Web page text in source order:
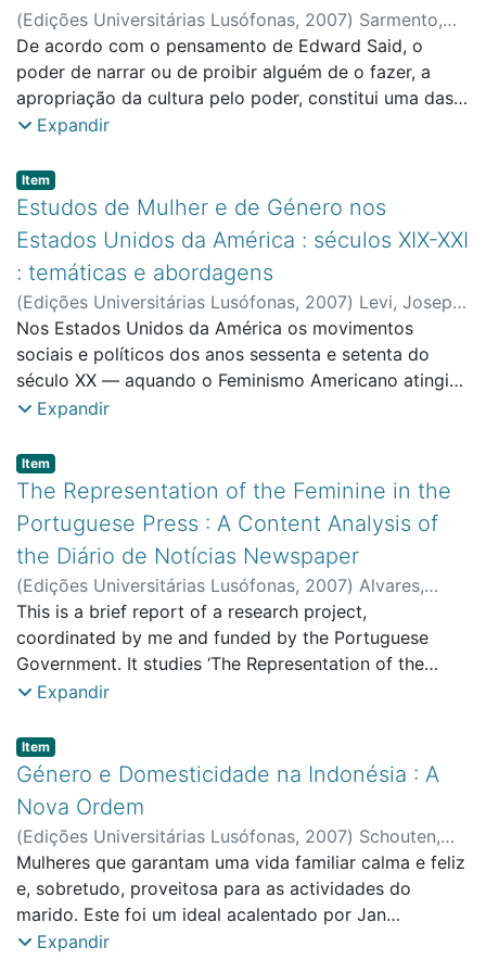
Mulher Moçambicana nesta fase de democratização.
Como fazê-lo? A OMM deu uma resposta de
participação activa na sociedade civil, como
movimento de massas, que acompanhei de perto. Por
isso, vos convido a conhecer essa experiência
intitulado: “Mulher & Democracia”.
necessarily caused by bad choices. The poor had
themselves to blame.
(Edições Universitárias Lusófonas, 2007) Sarmento,
Clara;Faculdade de Ciências Sociais, Educação e
Administração
De acordo com o pensamento de Edward Said, o
poder de narrar ou de proibir alguém de o fazer, a
apropriação da cultura pelo poder, constitui uma das
maiores ligações entre o discurso da História e o
tantas outras – silenciaram-se sistematicamente as
narrativas e as vozes das mulheres; dos povos e das
culturas colonizados; das vítimas e testemunhas da
censura, da perseguição política e da guerra colonial.
Pelo que, em qualquer abordagem a um grupo ou
fenómeno social, há que distinguir claramente entre
representações e realidades vividas.
Expandir
Item type:
Item,
Estudos de Mulher e de Género nos
Estados Unidos da América : séculos XIX-XXI
: temáticas e abordagens
(Edições Universitárias Lusófonas, 2007) Levi, Joseph
Abraham;Faculdade de Ciências Sociais, Educação e
Administração
Nos Estados Unidos da América os movimentos
sociais e políticos dos anos sessenta e setenta do
século XX — aquando o Feminismo Americano atingiu
se não muitas, pelo menos algumas metas
alcançar a tão-desejada paridade de direitos cívico-
sociais — foram seguidos por mais de duas décadas
muito conservadoras guiadas por um regime
reaccionário ímpar, nomeadamente, o “triunvirato
republicano” das Eras Reagan-bush/Bush (1981-1993;
2001-2009), se bem que não em simultâneo e não
seguidamente.
Expandir
Item type:
Item,
The Representation of the Feminine in the
Portuguese Press : A Content Analysis of
the Diário de Notícias Newspaper
(Edições Universitárias Lusófonas, 2007) Alvares,
Claudia; FCSEA - Faculty of Social Sciences,
Education and Administration;CICANT - Centre for
Research in Applied Communication, Culture, and New
Technologies
This is a brief report of a research project,
coordinated by me and funded by the Portuguese
Government. It studies ‘The Representation of the
Feminine in the Portuguese Press’ (POCI/COM
discourse on the feminine in various Portuguese
newspapers, covering the time span of February 1st till
April 30th 2006. The paper is divided into two parts: in
the first part, I will briefly discuss the typology used to
code the text units of selected articles; in the second
part, I will explore the most expressive percentages of
the first two weeks of February for the content
analysis of the Diário de Notícias newspaper. These
percentages were obtained with the NVivo 6
Expandir
Item type:
Item,
Género e Domesticidade na Indonésia : A
Nova Ordem
(Edições Universitárias Lusófonas, 2007) Schouten,
Maria Johanna;Faculdade de Ciências Sociais,
Educação e Administração
Mulheres que garantam uma vida familiar calma e feliz
e, sobretudo, proveitosa para as actividades do
marido. Este foi um ideal acalentado por Jan
Pieterszoon Coen, considerado como o fundador da
Expandir